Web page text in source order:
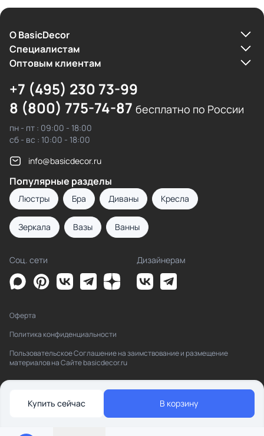
Купить сейчас В корзину
О BasicDecor
Cпециалистам
Оптовым клиентам
+7 (495) 230 73-99
8 (800) 775-74-87 бесплатно по России
пн - пт : 09:00 - 18:00
сб - вс : 10:00 - 18:00
info@basicdecor.ru
Популярные разделы
Люстры Бра Диваны Кресла
Зеркала Вазы Ванны
Соц. сети Дизайнерам
Оферта
Политика конфиденциальности
Пользовательское Соглашение на заимствование и размещение
материалов на Сайте basicdecor.ru